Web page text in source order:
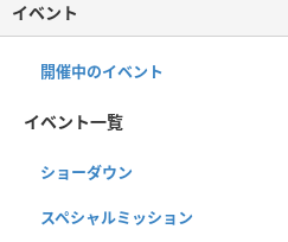
イベント
開催中のイベント
イベント一覧
ショーダウン
スペシャルミッション